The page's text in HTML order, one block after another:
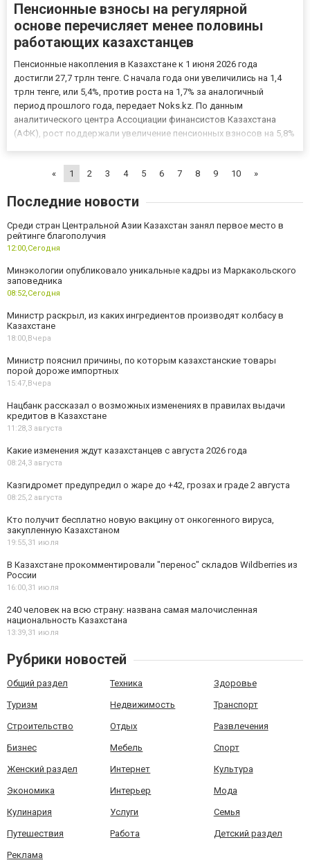
Пенсионные взносы на регулярной
основе перечисляет менее половины
работающих казахстанцев
Пенсионные накопления в Казахстане к 1 июня 2026 года
достигли 27,7 трлн тенге. С начала года они увеличились на 1,4
трлн тенге, или 5,4%, против роста на 1,7% за аналогичный
период прошлого года, передает Noks.kz. По данным
аналитического центра Ассоциации финансистов Казахстана
(АФК), рост поддержали увеличение пенсионных взносов на 5,8%
укрепление...
« 1 2 3 4 5 6 7 8 9 10 »
Последние новости
Среди стран Центральной Азии Казахстан занял первое место в
рейтинге благополучия
12:00,Сегодня
Минэкологии опубликовало уникальные кадры из Маркакольского
заповедника
08:52,Сегодня
Министр раскрыл, из каких ингредиентов производят колбасу в
Казахстане
18:00, Вчера
Министр пояснил причины, по которым казахстанские товары
порой дороже импортных
15:47, Вчера
Нацбанк рассказал о возможных изменениях в правилах выдачи
кредитов в Казахстане
11:28,3 августа
Какие изменения ждут казахстанцев с августа 2026 года
08:24,3 августа
Казгидромет предупредил о жаре до +42, грозах и граде 2 августа
08:25,2 августа
Кто получит бесплатно новую вакцину от онкогенного вируса,
закупленную Казахстаном
19:55,31 июля
В Казахстане прокомментировали "перенос" складов Wildberries из
России
16:00,31 июля
240 человек на всю страну: названа самая малочисленная
национальность Казахстана
13:39,31 июля
Рубрики новостей
Общий раздел Техника Здоровье
Туризм Недвижимость Транспорт
Строительство Отдых Развлечения
Бизнес Мебель Спорт
Женский раздел Интернет Культура
Экономика Интерьер Мода
Кулинария Услуги Семья
Путешествия Работа Детский раздел
Реклама